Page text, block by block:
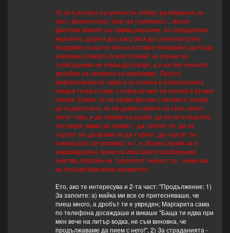
То си е въпрос на ценности, избор, разбирания за
чест, жизнен опит, праг на търпимост... много
фактори влияят на такива решения. Аз определено,
вероятно, дори и да съм с риск да стана напълно
бездомен също не бих се оставил безкрайно да бъда
унизяван (говоря за моя случай; за случая на
събеседника не искам да говоря, а и не бих изнасял
детайли за неговите си проблеми). Просто
рефлектирам по темата от етична и психологична
гледна точка и самос оглед на моя си случай и за мен
говоря. Освен, че не правя връзки с неговото, искам
да подчертая и, че не давам съвети на тези, които
четат това, и да чукаме на дърво, да не са в подобна
ситуация, какво да правят - да търпят ли, да не
търпят ли, до време ли да търпят, да търсят ли
помощ като се оплакват и т. н. Всеки случай си е
индивидуален, всеки си има своите разбирания,
чувства, прагове на търпипост, морал, та... няма как
да посъветвам нищо конкретно.
Ето, ако те интересува и 2-та част: "Продължение: 1)
За запоите: а) майка ми все се притесняваше, че
пиеш много, а дробът ти е увреден; Маргарита сама
по телефона досаждаше и викаше "Баща ти идва при
мен вече на литър водка, не съм виновна, че
продължаваме да пием с него!", 2) За страданията -